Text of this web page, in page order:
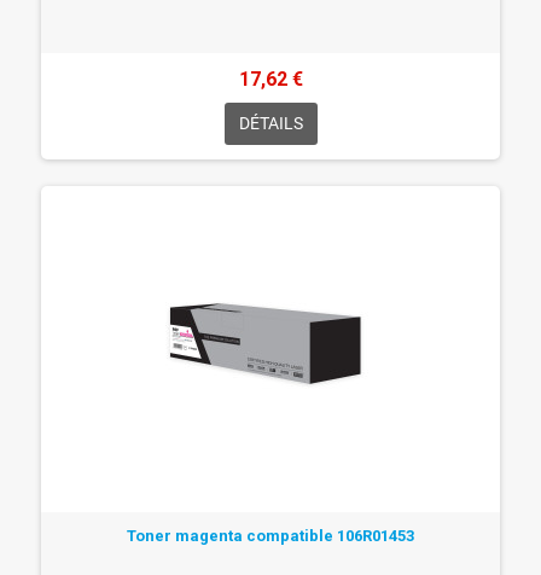
17,62 €
DÉTAILS
Toner magenta compatible 106R01453